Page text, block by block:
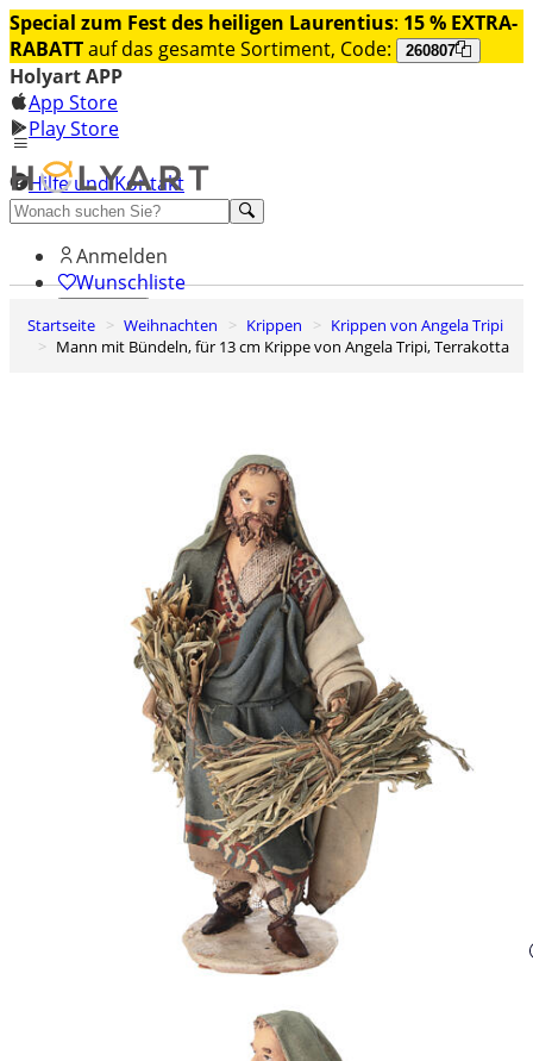
Special zum Fest des heiligen Laurentius: 15 % EXTRA-
RABATTauf das gesamte Sortiment, Code: 260807
Holyart APP
App Store
Play Store
Hilfe und Kontakt
Entdecken Sie Premium
Anmelden
Wunschliste
0
Warenkorb
Startseite Weihnachten Krippen
Krippen von Angela Tripi
Mann mit Bündeln, für 13 cm Krippe von Angela Tripi, Terrakotta